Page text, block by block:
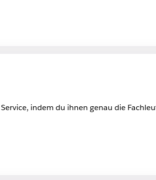
indem du ihnen genau die